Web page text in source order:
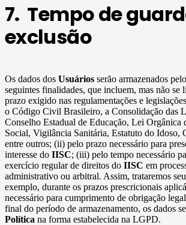
7. Tempo de
exclusão
Os dados dos Usuários serão armazenados pelo
seguintes finalidades, que incluem, mas não se
prazo exigido nas regulamentações e
o Código Civil Brasileiro, a Consolidação das
Conselho Estadual de Educação, Lei Orgânica
Social, Vigilância Sanitária, Estatuto do
entre outros; (ii) pelo prazo necessário para
interesse do IISC; (iii) pelo tempo necessário
exercício regular de direitos do IISC em
administrativo ou arbitral. Assim, trataremos
exemplo, durante os prazos prescricionais
necessário para cumprimento de obrigação
final do período de armazenamento, os dados
Política na forma estabelecida na LGPD.